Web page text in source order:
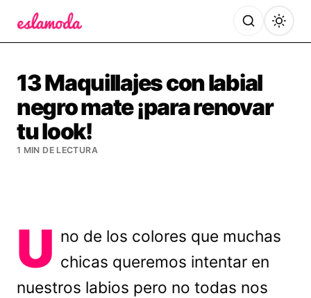
13 Maquillajes con labial
negro mate ¡para renovar
tu look!
1 MIN DE LECTURA
U no de los colores que muchas
chicas queremos intentar en
nuestros labios pero no todas nos